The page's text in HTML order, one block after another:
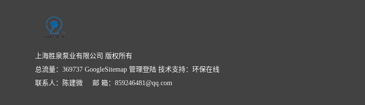
上海胜泉泵业有限公司 版权所有
总流量：369737 GoogleSitemap 管理登陆 技术支持： 环保在线
联系人：陈建微 邮 箱：859246481@qq.com